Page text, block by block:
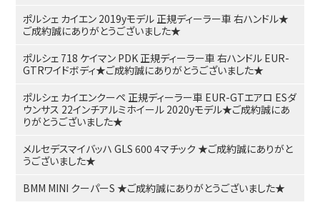
ポルシェ カイエン 2019yモデル 正規ディーラー車 右ハンドル★
ご成約誠にありがとうございました★
ポルシェ 718 ケイマン PDK 正規ディーラー車 右ハンドル EUR-
GTRワイドボディ★ご成約誠にありがとうございました★
ポルシェ カイエンクーペ 正規ディーラー車 EUR-GTエアロ ESダ
ウンサス 22インチアルミホイール 2020yモデル★ご成約誠にあ
りがとうございました★
メルセデスマイバッハ GLS 600 4マチック ★ご成約誠にありがと
うございました★
BMM MINI クーパーS ★ご成約誠にありがとうございました★